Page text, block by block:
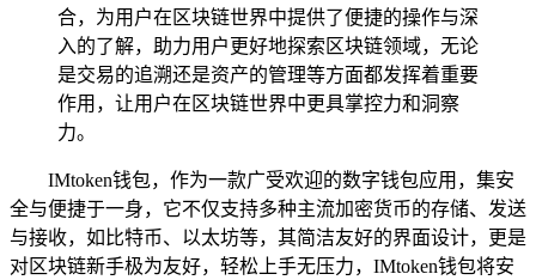
合，为用户在区块链世界中提供了便捷的操作与深
入的了解，助力用户更好地探索区块链领域，无论
是交易的追溯还是资产的管理等方面都发挥着重要
作用，让用户在区块链世界中更具掌控力和洞察
力。
IMtoken钱包，作为一款广受欢迎的数字钱包应用，集安
全与便捷于一身，它不仅支持多种主流加密货币的存储、发送
与接收，如比特币、以太坊等，其简洁友好的界面设计，更是
对区块链新手极为友好，轻松上手无压力，IMtoken钱包将安